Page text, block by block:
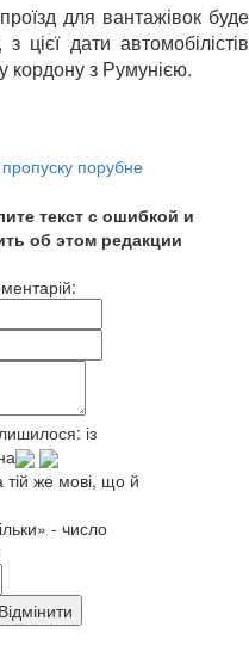
для вантажівок буде
дати автомобілістів
кордону з Румунією.
пропуску порубне
текст с ошибкой и
об этом редакции
із
тій же мові, що й
- число